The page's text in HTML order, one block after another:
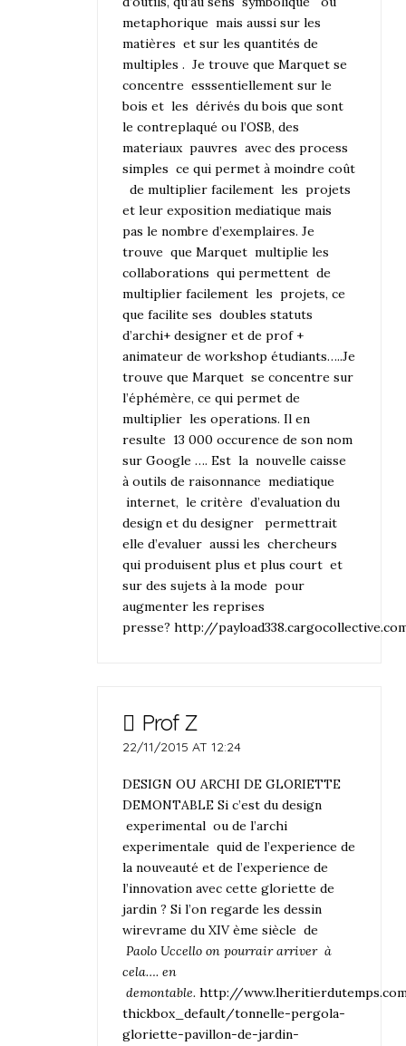
metaphorique mais aussi sur les
matières et sur les quantités de
multiples . Je trouve que Marquet se
concentre esssentiellement sur le
bois et les dérivés du bois que sont
le contreplaqué ou l’OSB, des
materiaux pauvres avec des process
simples ce qui permet à moindre coût
de multiplier facilement les projets
et leur exposition mediatique mais
pas le nombre d’exemplaires. Je
trouve que Marquet multiplie les
collaborations qui permettent de
multiplier facilement les projets, ce
que facilite ses doubles statuts
d’archi+ designer et de prof +
animateur de workshop étudiants…..Je
trouve que Marquet se concentre sur
l’éphémère, ce qui permet de
multiplier les operations. Il en
resulte 13 000 occurence de son nom
sur Google …. Est la nouvelle caisse
à outils de raisonnance mediatique
internet, le critère d’evaluation du
design et du designer permettrait
elle d’evaluer aussi les chercheurs
qui produisent plus et plus court et
sur des sujets à la mode pour
augmenter les reprises
presse?http://
Prof Z
22/11/2015 AT 12:24
DESIGN OU ARCHI DE GLORIETTE
DEMONTABLE Si c’est du design
experimental ou de l’archi
experimentale quid de l’experience de
la nouveauté et de l’experience de
l’innovation avec cette gloriette de
jardin ? Si l’on regarde les dessin
wirevrame du XIV ème siècle de
Paolo Uccello on pourrair arriver à
cela…. en
demontable.http://
thickbox_default/tonnelle-pergola-
gloriette-pavillon-de-jardin-